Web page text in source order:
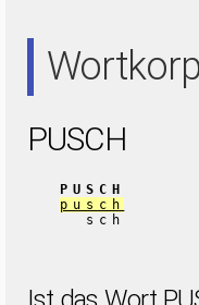
PUSCH
PUSCH
pusch
sch